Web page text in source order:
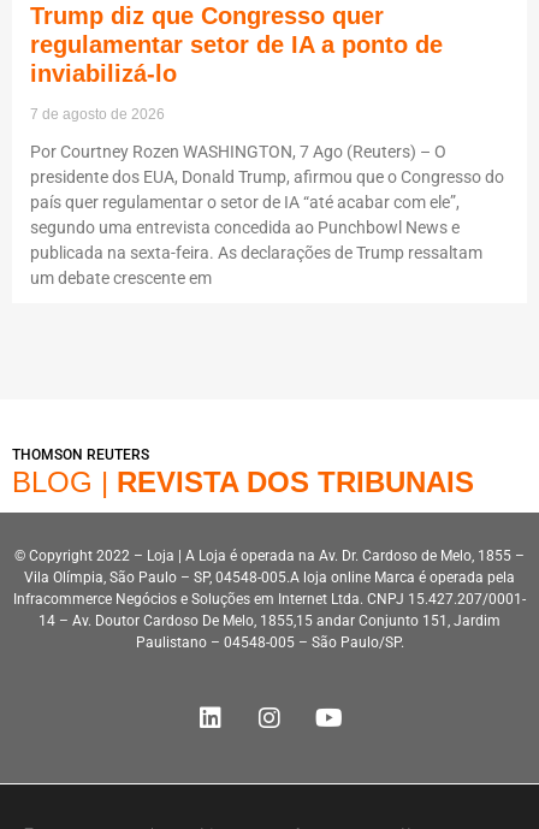
Trump diz que Congresso quer
regulamentar setor de IA a ponto de
inviabilizá-lo
7 de agosto de 2026
Por Courtney Rozen WASHINGTON, 7 Ago (Reuters) – O
presidente dos EUA, Donald Trump, afirmou que o Congresso do
país quer regulamentar o setor de IA “até acabar com ele”,
segundo uma entrevista concedida ao Punchbowl News e
publicada na sexta-feira. As declarações de Trump ressaltam
um debate crescente em
THOMSON REUTERS
BLOG | REVISTA DOS TRIBUNAIS
© Copyright 2022 – Loja | A Loja é operada na Av. Dr. Cardoso de Melo, 1855 –
Vila Olímpia, São Paulo – SP, 04548-005.A loja online Marca é operada pela
Infracommerce Negócios e Soluções em Internet Ltda. CNPJ 15.427.207/0001-
14 – Av. Doutor Cardoso De Melo, 1855,15 andar Conjunto 151, Jardim
Paulistano – 04548-005 – São Paulo/SP.